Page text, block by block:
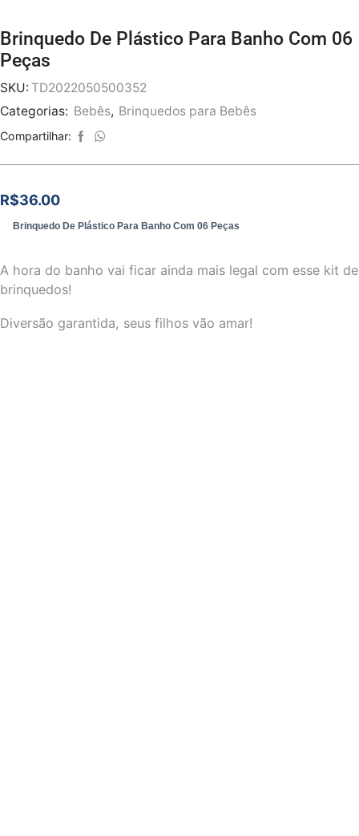
Brinquedo De Plástico Para Banho Com 06
Peças
SKU: TD2022050500352
Categorias: Bebês, Brinquedos para Bebês
Compartilhar:
R$36.00
Brinquedo De Plástico Para Banho Com 06 Peças
A hora do banho vai ficar ainda mais legal com esse kit de
brinquedos!
Diversão garantida, seus filhos vão amar!